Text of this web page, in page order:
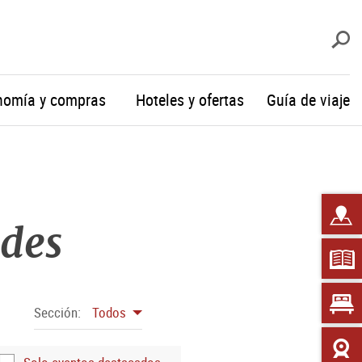
y compras Hoteles y ofertas Guía de viaje
Sección: Todos